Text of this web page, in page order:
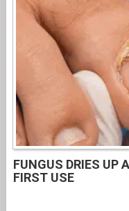
FUNGUS DRIES UP
FIRST USE